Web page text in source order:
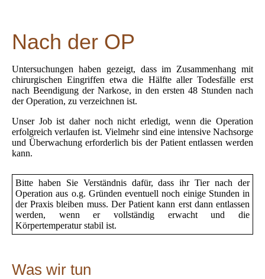
Nach der OP
Untersuchungen haben gezeigt, dass im Zusammenhang mit
chirurgischen Eingriffen etwa die Hälfte aller Todesfälle erst
nach Beendigung der Narkose, in den ersten 48 Stunden nach
der Operation, zu verzeichnen ist.
Unser Job ist daher noch nicht erledigt, wenn die Operation
erfolgreich verlaufen ist. Vielmehr sind eine intensive Nachsorge
und Überwachung erforderlich bis der Patient entlassen werden
kann.
Bitte haben Sie Verständnis dafür, dass ihr Tier nach der
Operation aus o.g. Gründen eventuell noch einige Stunden in
der Praxis bleiben muss. Der Patient kann erst dann entlassen
werden, wenn er vollständig erwacht und die
Körpertemperatur stabil ist.
Was wir tun